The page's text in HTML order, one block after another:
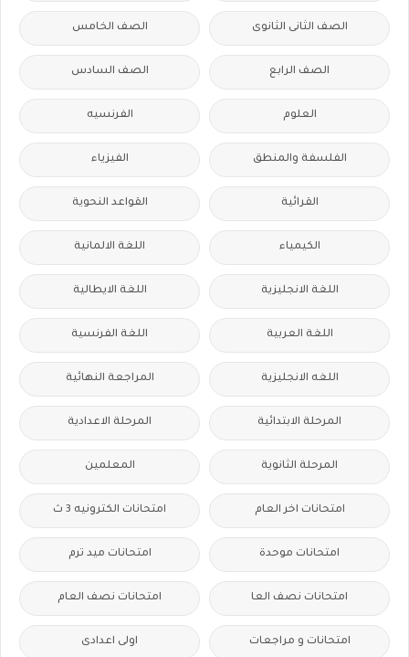
الصف الثانى الثانوى الصف الخامس
الصف الرابع الصف السادس
العلوم الفرنسيه
الفلسفة والمنطق الفيزياء
القرائية القواعد النحوية
الكيمياء اللغة الالمانية
اللغة الانجليزية اللغة الايطالية
اللغة العربية اللغة الفرنسية
اللغه الانجليزية المراجعة النهائية
المرحلة الابتدائية المرحلة الاعدادية
المرحلة الثانوية المعلمين
امتحانات اخر العام امتحانات الكترونيه 3 ث
امتحانات موحدة امتحانات ميد ترم
امتحانات نصف العا امتحانات نصف العام
امتحانات و مراجعات اولى اعدادى